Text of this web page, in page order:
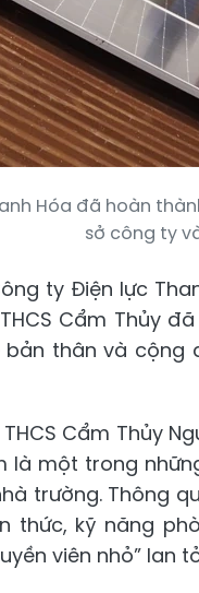
Hóa đã hoàn
sở công ty
ty Điện lực
Cẩm Thủy
thân và cộng
Cẩm Thủy
là một trong
trường. Thông
thức, kỹ năng
viên nhỏ” lan